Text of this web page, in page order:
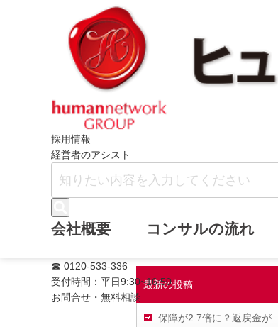
採用情報
経営者のアシスト
会社概要 コンサルの流れ
☎ 0120-533-336
受付時間：平日9:30~16:50
お問合せ・無料相談
最新の投稿
保障が2.7倍に？返戻金が